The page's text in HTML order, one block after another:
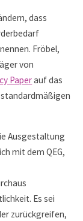
dass
Fröbel,
von
Paperauf das
Ausgestaltung
mit dem QEG,
Es sei
zurückgreifen,